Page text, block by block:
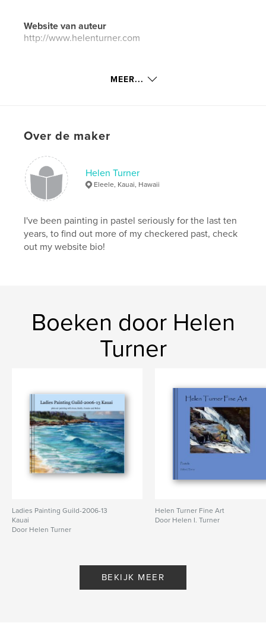
Website van auteur
http://www.helenturner.com
kenmerken / functionaliteiten &
Kunst & Fotografie
Projectoptie:
Aantal pagina's:
Datum publiceren:jul 05, 2014
TaalEnglish
Trefwoorden
oil , pastel , fine art paintings ,
MEER...
Over de maker
Helen Turner
Eleele, Kauai, Hawaii
I've been painting in pastel seriously for the last ten
years, to find out more of my checkered past, check
out my website bio!
Boeken door Helen
Turner
Ladies Painting Guild-2006-13
Kauai
Door Helen Turner
Helen Turner Fine Art
Door Helen I. Turner
BEKIJK MEER